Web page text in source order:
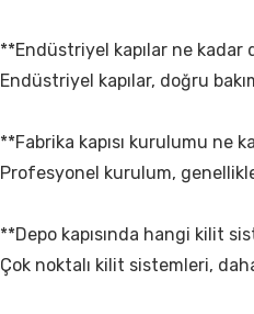
**Endüstriyel kapılar ne kadar
Endüstriyel kapılar, doğru
**Fabrika kapısı kurulumu ne
Profesyonel kurulum,
**Depo kapısında hangi kilit
Çok noktalı kilit sistemleri,